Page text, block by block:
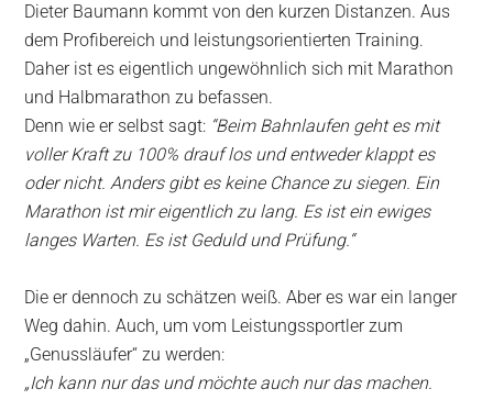
Dieter Baumann kommt von den kurzen Distanzen. Aus
dem Profibereich und leistungsorientierten Training.
Daher ist es eigentlich ungewöhnlich sich mit Marathon
und Halbmarathon zu befassen.
Denn wie er selbst sagt: “Beim Bahnlaufen geht es mit
voller Kraft zu 100% drauf los und entweder klappt es
oder nicht. Anders gibt es keine Chance zu siegen. Ein
Marathon ist mir eigentlich zu lang. Es ist ein ewiges
langes Warten. Es ist Geduld und Prüfung.“
Die er dennoch zu schätzen weiß. Aber es war ein langer
Weg dahin. Auch, um vom Leistungssportler zum
„Genussläufer“ zu werden:
„Ich kann nur das und möchte auch nur das machen.